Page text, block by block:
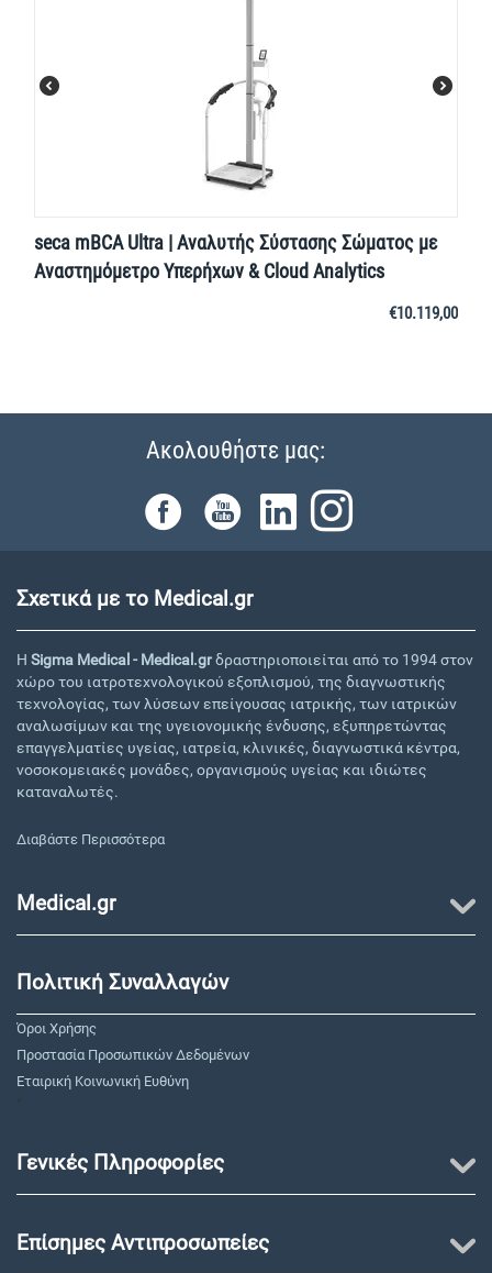
seca mBCA Ultra | Αναλυτής Σύστασης Σώματος με
Αναστημόμετρο Υπερήχων & Cloud Analytics
€10.119,00
Ακολουθήστε μας:
Σχετικά με το Medical.gr
Η Sigma Medical - Medical.grδραστηριοποιείται από το 1994 στον
χώρο του ιατροτεχνολογικού εξοπλισμού, της διαγνωστικής
τεχνολογίας, των λύσεων επείγουσας ιατρικής, των ιατρικών
αναλωσίμων και της υγειονομικής ένδυσης, εξυπηρετώντας
επαγγελματίες υγείας, ιατρεία, κλινικές, διαγνωστικά κέντρα,
νοσοκομειακές μονάδες, οργανισμούς υγείας και ιδιώτες
καταναλωτές.
Διαβάστε Περισσότερα
Medical.gr
Πολιτική Συναλλαγών
Όροι Χρήσης
Προστασία Προσωπικών Δεδομένων
Εταιρική Κοινωνική Ευθύνη
"
Γενικές Πληροφορίες
Επίσημες Αντιπροσωπείες